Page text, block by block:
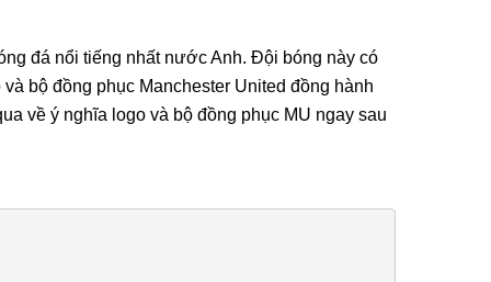
đá nổi tiếng nhất nước Anh. Đội bóng này có
bộ đồng phục Manchester United đồng hành
về ý nghĩa logo và bộ đồng phục MU ngay sau